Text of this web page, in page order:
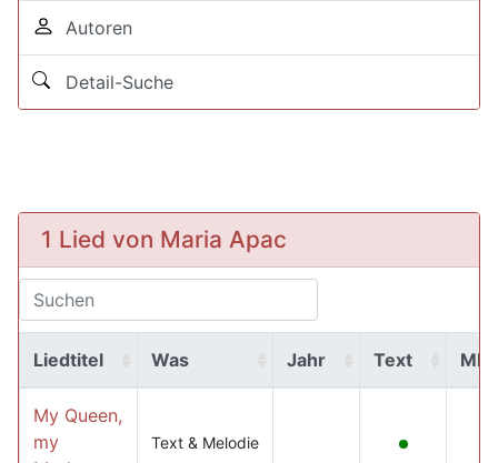
Autoren
Detail-Suche
1 Lied von Maria Apac
Liedtitel Was Jahr Text
My Queen,
my
Text & Melodie